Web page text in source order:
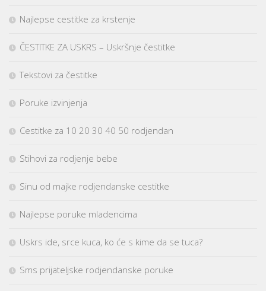
Najlepse cestitke za krstenje
ČESTITKE ZA USKRS – Uskršnje čestitke
Tekstovi za čestitke
Poruke izvinjenja
Cestitke za 10 20 30 40 50 rodjendan
Stihovi za rodjenje bebe
Sinu od majke rodjendanske cestitke
Najlepse poruke mladencima
Uskrs ide, srce kuca, ko će s kime da se tuca?
Sms prijateljske rodjendanske poruke